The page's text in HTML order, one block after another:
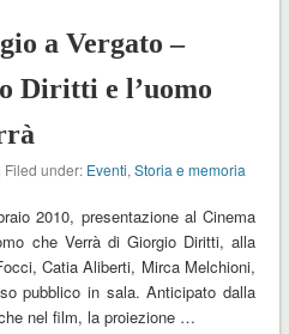
a Vergato –
Diritti e l’uomo
| Filed under: Eventi,Storia e memoria
2010, presentazione al Cinema
che Verrà di Giorgio Diritti, alla
Catia Aliberti, Mirca Melchioni,
pubblico in sala. Anticipato dalla
nel film, la proiezione …